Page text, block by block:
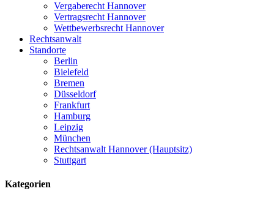
Vergaberecht Hannover
Vertragsrecht Hannover
Wettbewerbsrecht Hannover
Rechtsanwalt
Standorte
Berlin
Bielefeld
Bremen
Düsseldorf
Frankfurt
Hamburg
Leipzig
München
Rechtsanwalt Hannover (Hauptsitz)
Stuttgart
Kategorien